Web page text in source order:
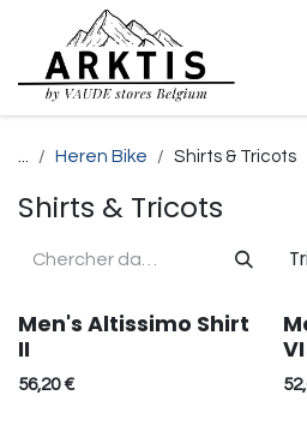
Se rendre au contenu
... Heren Bike Shirts & Tricots
Shirts & Tricots
Réduction
Men's Altissimo Shirt
II
56,20€
VI